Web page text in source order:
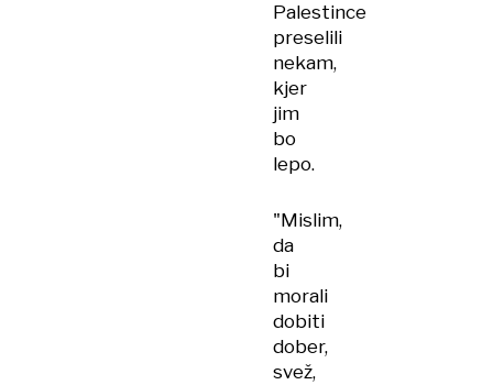
Palestince
preselili
nekam,
kjer
jim
bo
lepo.
"Mislim,
da
bi
morali
dobiti
dober,
svež,